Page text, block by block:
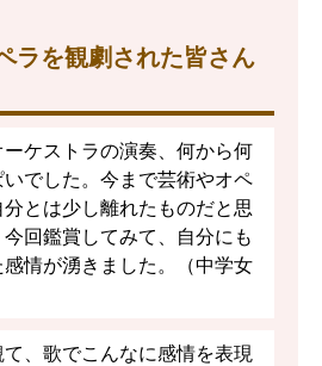
ラを観劇された皆さん
ケストラの演奏、何から何
いでした。今まで芸術やオペ
とは少し離れたものだと思
回鑑賞してみて、自分にも
情が湧きました。（中学女
、歌でこんなに感情を表現